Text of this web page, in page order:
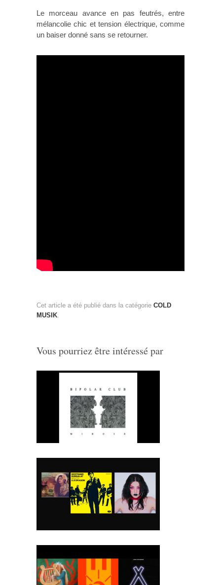
Le morceau avance en pas feutrés, entre
mélancolie chic et tension électrique, comme
un baiser donné sans se retourner.
Cet article a été publié dans la catégorie COLD
MUSIK
Vous pourriez être intéressé par